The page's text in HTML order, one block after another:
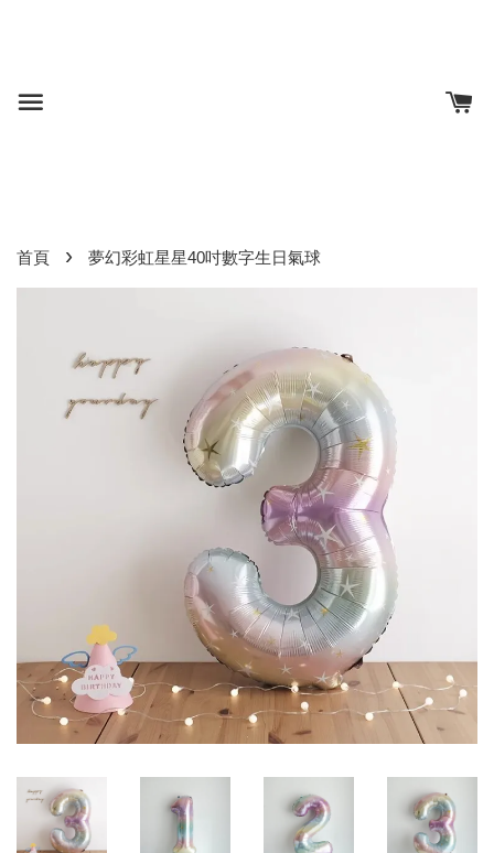
首頁 › 夢幻彩虹星星40吋數字生日氣球